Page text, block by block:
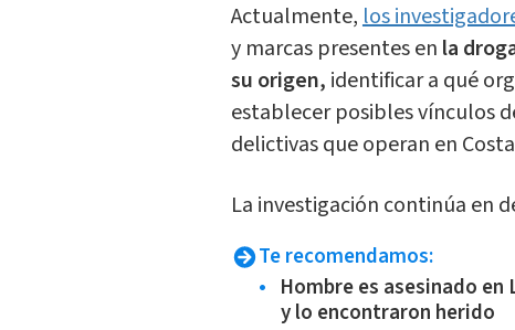
Actualmente,los
y marcas presentes en la
su origen, identificar a qué
establecer posibles vínculos
delictivas que operan en
La investigación continúa en
Te recomendamos:
Hombre es asesinado
y lo encontraron herido